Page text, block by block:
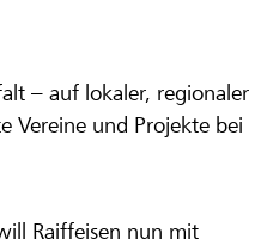
– auf lokaler, regionaler
Vereine und Projekte bei
Raiffeisen nun mit